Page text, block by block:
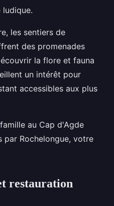
ludique.
les sentiers de
des promenades
la flore et fauna
un intérêt pour
accessibles aux plus
au Cap d'Agde
par Rochelongue, votre
restauration